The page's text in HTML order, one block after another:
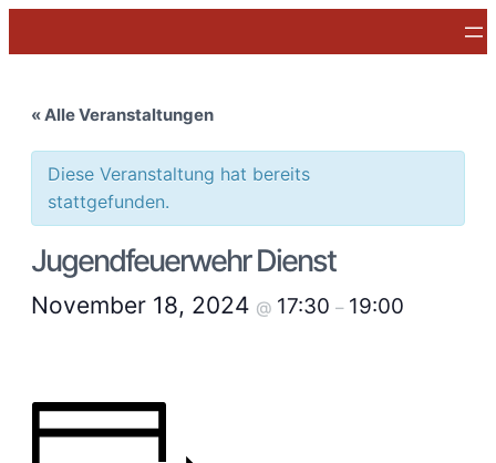
« Alle Veranstaltungen
Diese Veranstaltung hat bereits
stattgefunden.
Jugendfeuerwehr Dienst
November 18, 2024 @ 17:30 – 19:00